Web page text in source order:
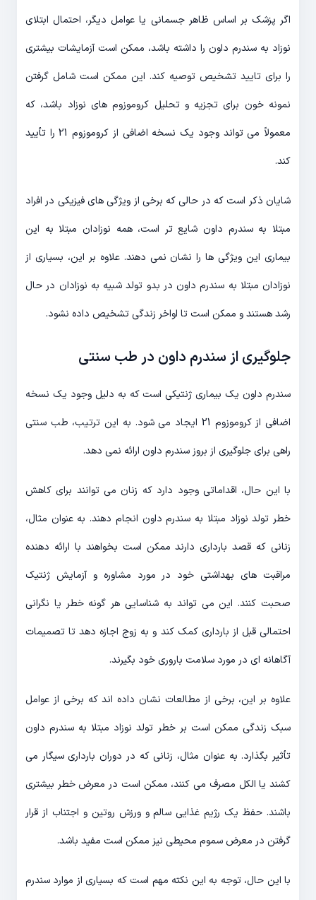
اگر پزشک بر اساس ظاهر جسمانی یا عوامل دیگر، احتمال ابتلای
نوزاد به سندرم داون را داشته باشد، ممکن است آزمایشات بیشتری
را برای تایید تشخیص توصیه کند. این ممکن است شامل گرفتن
نمونه خون برای تجزیه و تحلیل کروموزوم های نوزاد باشد، که
معمولاً می تواند وجود یک نسخه اضافی از کروموزوم 21 را تأیید
کند.
شایان ذکر است که در حالی که برخی از ویژگی های فیزیکی در افراد
مبتلا به سندرم داون شایع تر است، همه نوزادان مبتلا به این
بیماری این ویژگی ها را نشان نمی دهند. علاوه بر این، بسیاری از
نوزادان مبتلا به سندرم داون در بدو تولد شبیه به نوزادان در حال
رشد هستند و ممکن است تا اواخر زندگی تشخیص داده نشود.
جلوگیری از سندرم داون در طب سنتی
سندرم داون یک بیماری ژنتیکی است که به دلیل وجود یک نسخه
اضافی از کروموزوم 21 ایجاد می شود. به این ترتیب، طب سنتی
راهی برای جلوگیری از بروز سندرم داون ارائه نمی دهد.
با این حال، اقداماتی وجود دارد که زنان می توانند برای کاهش
خطر تولد نوزاد مبتلا به سندرم داون انجام دهند. به عنوان مثال،
زنانی که قصد بارداری دارند ممکن است بخواهند با ارائه دهنده
مراقبت های بهداشتی خود در مورد مشاوره و آزمایش ژنتیک
صحبت کنند. این می تواند به شناسایی هر گونه خطر یا نگرانی
احتمالی قبل از بارداری کمک کند و به زوج اجازه دهد تا تصمیمات
آگاهانه ای در مورد سلامت باروری خود بگیرند.
علاوه بر این، برخی از مطالعات نشان داده اند که برخی از عوامل
سبک زندگی ممکن است بر خطر تولد نوزاد مبتلا به سندرم داون
تأثیر بگذارد. به عنوان مثال، زنانی که در دوران بارداری سیگار می
کشند یا الکل مصرف می کنند، ممکن است در معرض خطر بیشتری
باشند. حفظ یک رژیم غذایی سالم و ورزش روتین و اجتناب از قرار
گرفتن در معرض سموم محیطی نیز ممکن است مفید باشد.
با این حال، توجه به این نکته مهم است که بسیاری از موارد سندرم